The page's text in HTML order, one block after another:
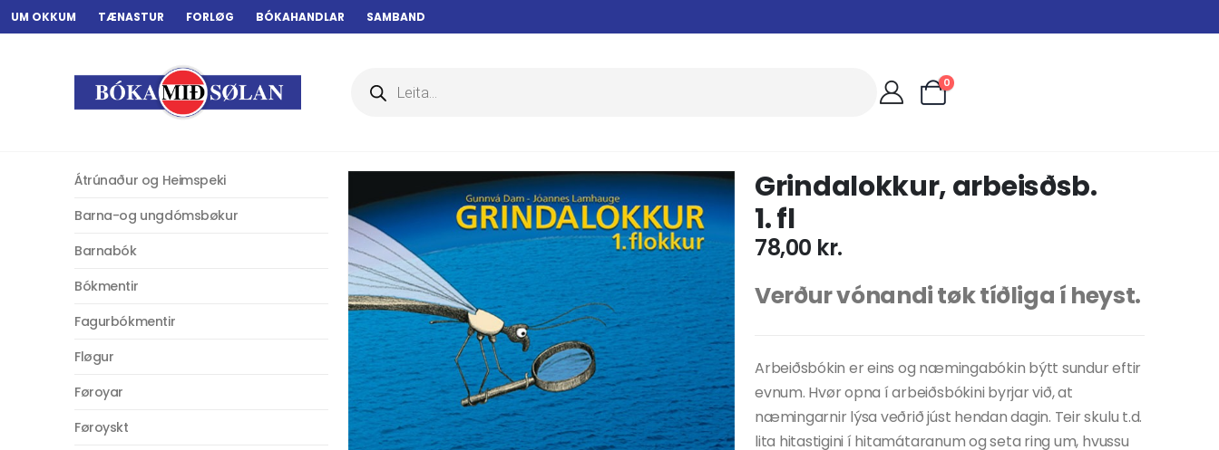
UM OKKUM TÆNASTUR FORLØG BÓKAHANDLAR SAMBAND
search 0
Grindalokkur, arbeisðsb.
1. fl
78,00 kr.
Verður vónandi tøk tíðliga í heyst.
Arbeiðsbókin er eins og næmingabókin býtt sundur eftir
evnum. Hvør opna í arbeiðsbókini byrjar við, at
næmingarnir lýsa veðrið júst hendan dagin. Teir skulu t.d.
lita hitastigini í hitamátaranum og seta ring um, hvussu
Átrúnaður og Heimspeki
Barna-og ungdómsbøkur
Barnabók
Bókmentir
Fagurbókmentir
Fløgur
Føroyar
Føroyskt